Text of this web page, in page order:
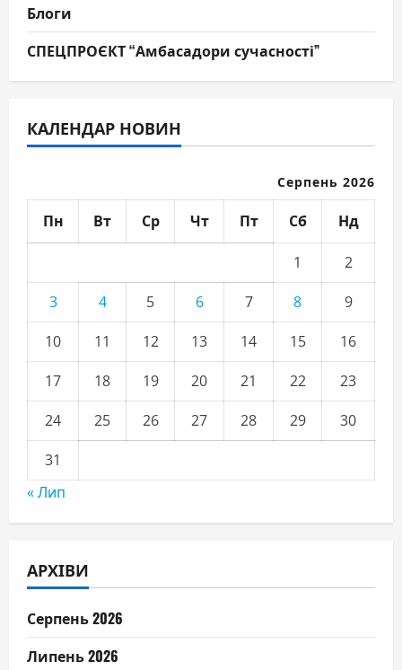
Блоги
СПЕЦПРОЄКТ “Амбасадори сучасності”
КАЛЕНДАР НОВИН
Серпень 2026
Пн Вт Ср Чт Пт Сб Нд
1
2
3
4 5 6 7 8
9
10
11 12 13 14 15
16
17
18 19 20 21 22
23
24
25 26 27 28 29
30
31
« Лип
АРХІВИ
Серпень 2026
Липень 2026